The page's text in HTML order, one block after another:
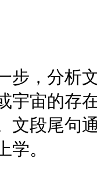
，分析文
宇宙的存
文段尾句
学。